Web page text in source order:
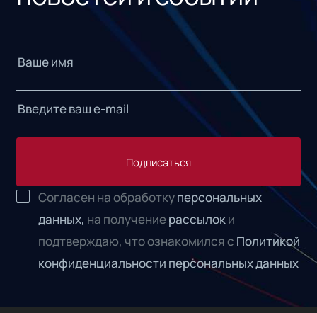
Подписаться
Согласен на обработкуперсональных
данных, на получениерассылоки
подтверждаю, что ознакомился с Политикой
конфиденциальности персональных данных